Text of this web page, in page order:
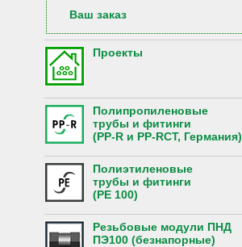
Ваш заказ
Проекты
Полипропиленовые
трубы и фитинги
(PP-R и PP-RCT, Германия)
Полиэтиленовые
трубы и фитинги
(PE 100)
Резьбовые модули ПНД
ПЭ100 (безнапорные)